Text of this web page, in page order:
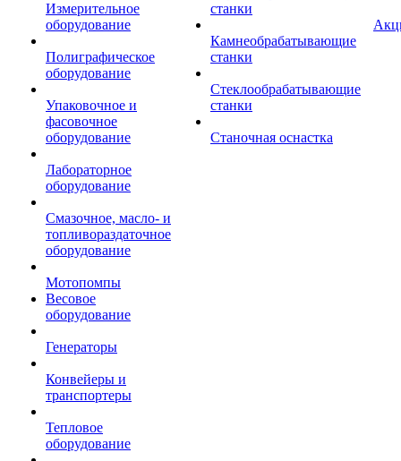
Измерительное
оборудование
Полиграфическое
оборудование
Упаковочное и
фасовочное
оборудование
Лабораторное
оборудование
Смазочное, масло- и
топливораздаточное
оборудование
Мотопомпы
Весовое
оборудование
Генераторы
Конвейеры и
транспортеры
Тепловое
оборудование
станки
Камнеобрабатывающие
станки
Стеклообрабатывающие
станки
Станочная оснастка